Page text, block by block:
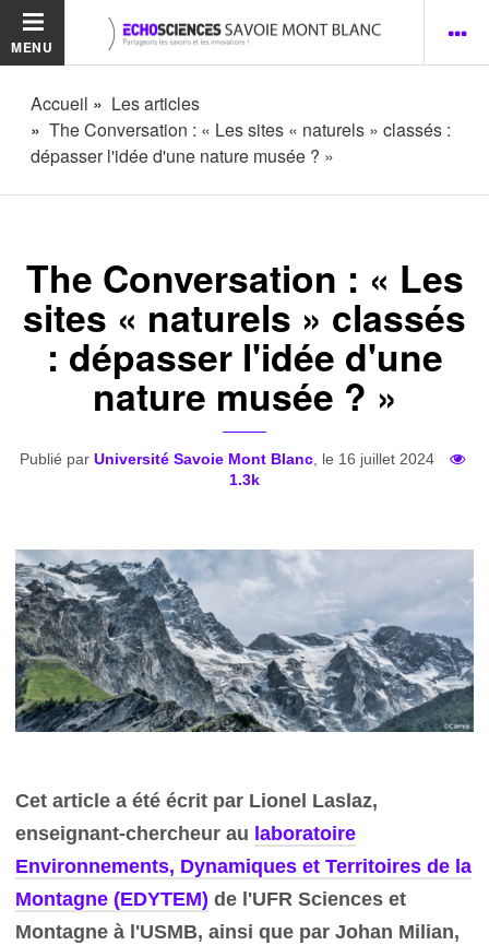
MENU
Accueil
Les articles
The Conversation : « Les sites « naturels » classés :
dépasser l'idée d'une nature musée ? »
The Conversation : « Les
sites « naturels » classés
: dépasser l'idée d'une
nature musée ? »
Publié par Université Savoie Mont Blanc , le 16 juillet 2024
1.3k
Cet article a été écrit par Lionel Laslaz,
enseignant-chercheur au laboratoire
Environnements, Dynamiques et Territoires de la
Montagne (EDYTEM) de l'UFR Sciences et
Montagne à l'USMB, ainsi que par Johan Milian,